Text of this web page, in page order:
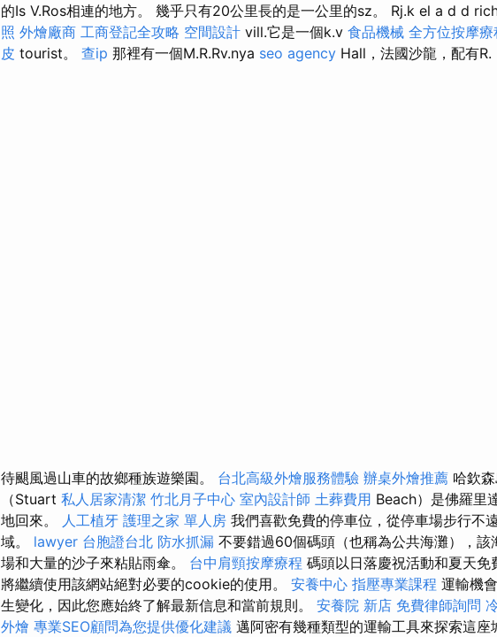
的Is V.Ros相連的地方。 幾乎只有20公里長的是一公里的sz。 Rj.k el a d d
照 外燴廠商 工商登記全攻略 空間設計 vill.它是一個k.v 食品機械 全方位按摩療
皮 tourist。 查ip 那裡有一個M.R.Rv.nya seo agency Hall，法國沙龍，配有R.
待颶風過山車的故鄉種族遊樂園。 台北高級外燴服務體驗 辦桌外燴推薦 哈欽
（Stuart 私人居家清潔 竹北月子中心 室內設計師 土葬費用 Beach）是佛羅里
地回來。
人工植牙 護理之家 單人房 我們喜歡免費的停車位，從停車場步行不
域。 lawyer 台胞證台北 防水抓漏 不要錯過60個碼頭（也稱為公共海灘），該
場和大量的沙子來粘貼雨傘。 台中肩頸按摩療程 碼頭以日落慶祝活動和夏天
將繼續使用該網站絕對必要的cookie的使用。 安養中心 指壓專業課程 運輸機
生變化，因此您應始終了解最新信息和當前規則。 安養院 新店 免費律師詢問
外燴 專業SEO顧問為您提供優化建議 邁阿密有幾種類型的運輸工具來探索這座